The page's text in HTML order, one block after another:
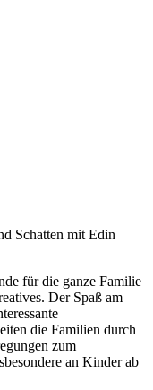
Schatten mit Edin
für die ganze Familie
Der Spaß am
die Familien durch
zum
an Kinder ab